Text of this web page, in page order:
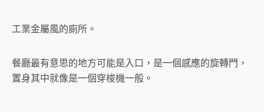
工業金屬風的廁所。
餐廳最有意思的地方可能是入口，是一個感應的旋轉門，
置身其中就像是一個穿梭機一般。